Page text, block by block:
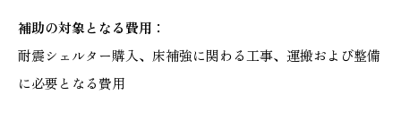
補助の対象となる費用：
耐震シェルター購入、床補強に関わる工事、運搬および整備
に必要となる費用